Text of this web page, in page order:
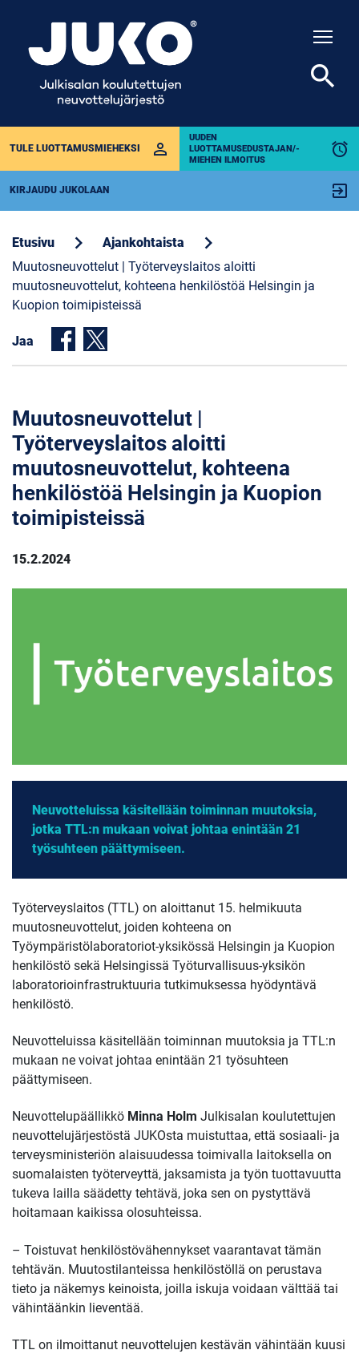
TULE LUOTTAMUSMIEHEKSI perm_identity
UUDEN
LUOTTAMUSEDUSTAJAN/-
MIEHEN ILMOITUS
alarm
KIRJAUDU JUKOLAAN exit_to_app
search
Etusivu chevron_right Ajankohtaista chevron_right
Muutosneuvottelut | Työterveyslaitos aloitti
muutosneuvottelut, kohteena henkilöstöä Helsingin ja
Kuopion toimipisteissä
Jaa
Muutosneuvottelut |
Työterveyslaitos aloitti
muutosneuvottelut, kohteena
henkilöstöä Helsingin ja Kuopion
toimipisteissä
15.2.2024
Neuvotteluissa käsitellään toiminnan muutoksia,
jotka TTL:n mukaan voivat johtaa enintään 21
työsuhteen päättymiseen.
Työterveyslaitos (TTL) on aloittanut 15. helmikuuta
muutosneuvottelut, joiden kohteena on
Työympäristölaboratoriot-yksikössä Helsingin ja Kuopion
henkilöstö sekä Helsingissä Työturvallisuus-yksikön
laboratorioinfrastruktuuria tutkimuksessa hyödyntävä
henkilöstö.
Neuvotteluissa käsitellään toiminnan muutoksia ja TTL:n
mukaan ne voivat johtaa enintään 21 työsuhteen
päättymiseen.
Neuvottelupäällikkö Minna Holm Julkisalan koulutettujen
neuvottelujärjestöstä JUKOsta muistuttaa, että sosiaali- ja
terveysministeriön alaisuudessa toimivalla laitoksella on
suomalaisten työterveyttä, jaksamista ja työn tuottavuutta
tukeva lailla säädetty tehtävä, joka sen on pystyttävä
hoitamaan kaikissa olosuhteissa.
– Toistuvat henkilöstövähennykset vaarantavat tämän
tehtävän. Muutostilanteissa henkilöstöllä on perustava
tieto ja näkemys keinoista, joilla iskuja voidaan välttää tai
vähintäänkin lieventää.
TTL on ilmoittanut neuvottelujen kestävän vähintään kuusi